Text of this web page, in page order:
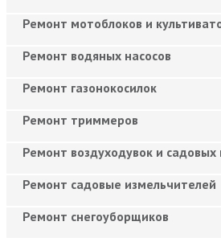
Ремонт мотоблоков и
Ремонт водяных насосов
Ремонт газонокосилок
Ремонт триммеров
Ремонт воздуходувок и садовых
Ремонт садовые измельчителей
Ремонт снегоуборщиков